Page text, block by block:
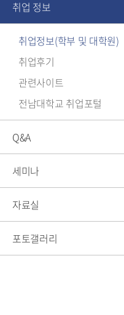
취업 정보
취업정보(학부 및 대학원)
취업후기
관련사이트
전남대학교 취업포털
Q&A
세미나
자료실
공학설계입문
캡스톤디자인
포토갤러리